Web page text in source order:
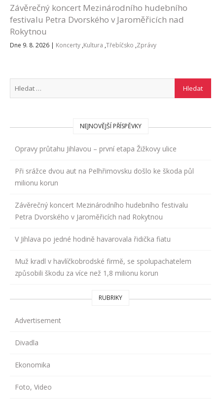
Závěrečný koncert Mezinárodního hudebního
festivalu Petra Dvorského v Jaroměřicích nad
Rokytnou
Dne 9. 8. 2026 | Koncerty ,Kultura ,Třebíčsko ,Zprávy
NEJNOVĚJŠÍ PŘÍSPĚVKY
Opravy průtahu Jihlavou – první etapa Žižkovy ulice
Při srážce dvou aut na Pelhřimovsku došlo ke škoda půl
milionu korun
Závěrečný koncert Mezinárodního hudebního festivalu
Petra Dvorského v Jaroměřicích nad Rokytnou
V Jihlava po jedné hodině havarovala řidička fiatu
Muž kradl v havlíčkobrodské firmě, se spolupachatelem
způsobili škodu za více než 1,8 milionu korun
RUBRIKY
Advertisement
Divadla
Ekonomika
Foto, Video